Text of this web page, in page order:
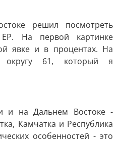
решил посмотреть
ЕР. На первой картинке
явке и в процентах. На
округу 61, который я
и на Дальнем Востоке -
Камчатка и Республика
особенностей - это